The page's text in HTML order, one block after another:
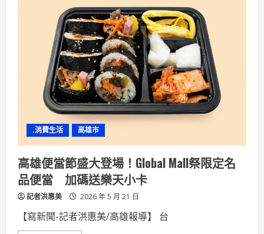
額
姊
妹
牌
RIM
BY
JINS
進
駐
台
南
FOCUS
百
種
彩
色
鏡
片、
獨
家
鏡
框
任
你
挑
.消費生活 高雄市
高雄便當節盛大登場！Global Mall祭限定名
品便當 加碼送樂天小卡
記者洪惠美 2026 年 5 月 21 日
【寫新聞-記者洪惠美/高雄報導】 台